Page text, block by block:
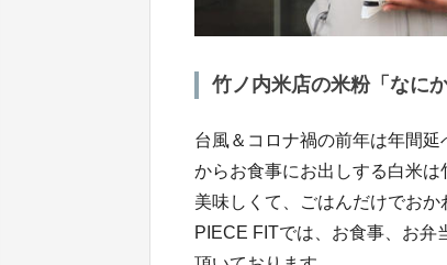
竹ノ内米店の米粉「なに
台風＆コロナ禍の前年は年間
からお食事にお出しする白米
美味しくて、ごはんだけでおか
PIECE FITでは、お食事、お弁